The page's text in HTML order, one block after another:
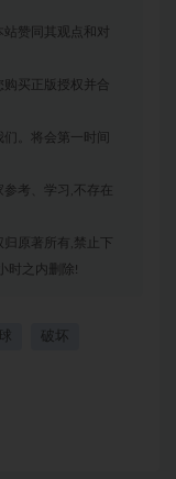
站赞同其观点和对
买正版授权并合
。将会第一时间
考、学习,不存在
原著所有,禁止下
时之内删除!
球 破坏